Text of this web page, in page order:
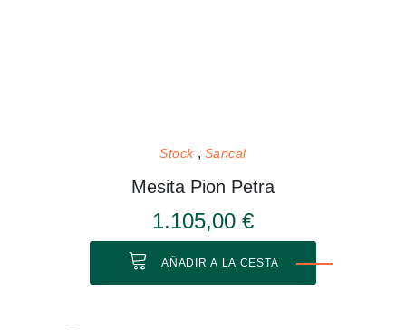
Stock Sancal
Mesita Pion Petra
1.105,00 €
AÑADIR A LA CESTA